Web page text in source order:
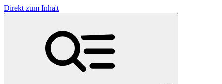
Direkt zum Inhalt